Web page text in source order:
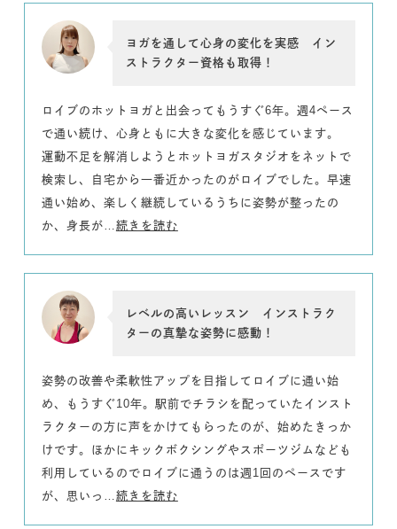
ヨガを通して心身の変化を実感 イン
ストラクター資格も取得！
ロイブのホットヨガと出会ってもうすぐ6年。週4ペース
で通い続け、心身ともに大きな変化を感じています。
運動不足を解消しようとホットヨガスタジオをネットで
検索し、自宅から一番近かったのがロイブでした。早速
通い始め、楽しく継続しているうちに姿勢が整ったの
か、身長が… 続きを読む
レベルの高いレッスン インストラク
ターの真摯な姿勢に感動！
姿勢の改善や柔軟性アップを目指してロイブに通い始
め、もうすぐ10年。駅前でチラシを配っていたインスト
ラクターの方に声をかけてもらったのが、始めたきっか
けです。ほかにキックボクシングやスポーツジムなども
利用しているのでロイブに通うのは週1回のペースです
が、思いっ… 続きを読む